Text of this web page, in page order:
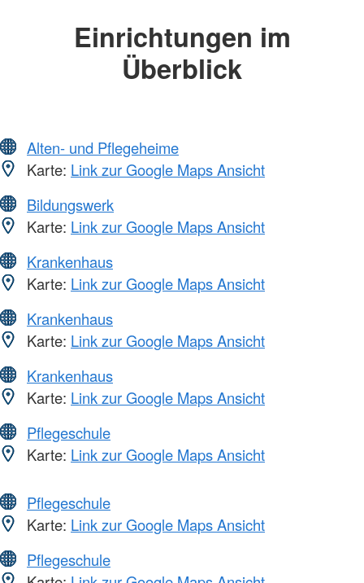
Einrichtungen im
Überblick
Alten- und Pflegeheime
Karte: Link zur Google Maps Ansicht
Bildungswerk
Karte: Link zur Google Maps Ansicht
Krankenhaus
Karte: Link zur Google Maps Ansicht
Krankenhaus
Karte: Link zur Google Maps Ansicht
Krankenhaus
Karte: Link zur Google Maps Ansicht
Pflegeschule
Karte: Link zur Google Maps Ansicht
Pflegeschule
Karte: Link zur Google Maps Ansicht
Pflegeschule